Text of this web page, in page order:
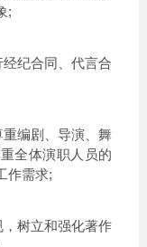
;
纪合同、代言合
编剧、导演、舞
全体演职人员的
作需求;
树立和强化著作